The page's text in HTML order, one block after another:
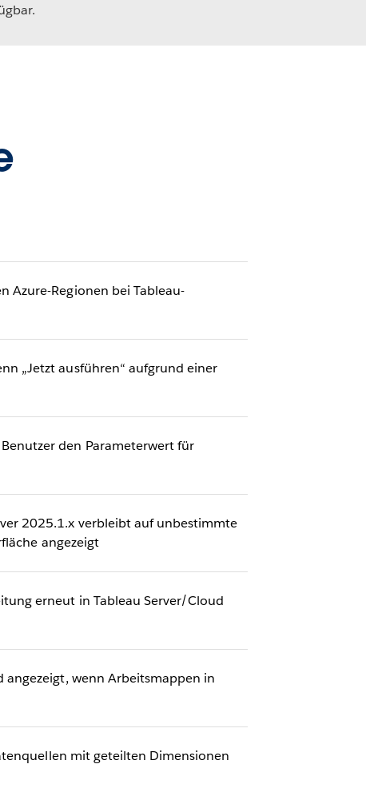
Azure-Regionen bei Tableau-
„Jetzt ausführen“ aufgrund einer
den Parameterwert für
2025.1.x verbleibt auf unbestimmte
angezeigt
erneut in Tableau Server/Cloud
wenn Arbeitsmappen in
mit geteilten Dimensionen